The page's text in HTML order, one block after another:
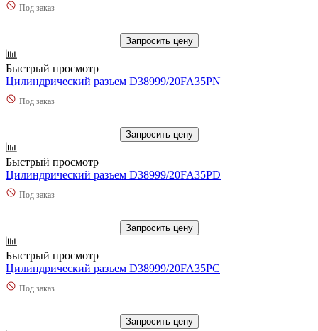
Под заказ
Запросить цену
Быстрый просмотр
Цилиндрический разъем D38999/20FA35PN
Под заказ
Запросить цену
Быстрый просмотр
Цилиндрический разъем D38999/20FA35PD
Под заказ
Запросить цену
Быстрый просмотр
Цилиндрический разъем D38999/20FA35PC
Под заказ
Запросить цену